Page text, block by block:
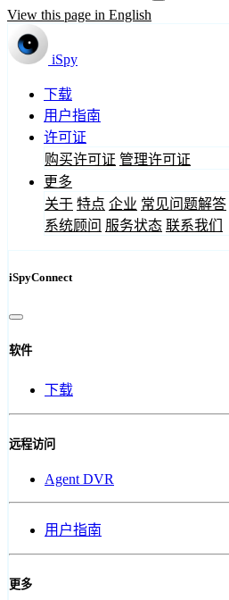
View this page in English
iSpy
下载
用户指南
许可证
购买许可证 管理许可证
更多
关于 特点 企业 常见问题解答
系统顾问 服务状态 联系我们
iSpyConnect
软件
下载
远程访问
Agent DVR
用户指南
更多